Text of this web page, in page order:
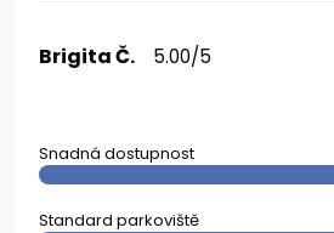
Brigita Č. 5.00/5
Snadná dostupnost
Standard parkoviště